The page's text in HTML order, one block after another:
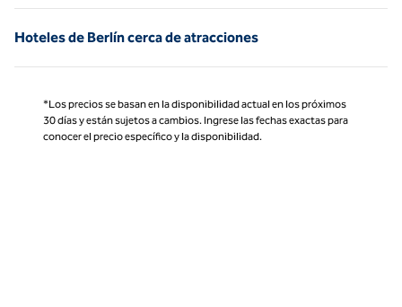
Hoteles de Berlín cerca de atracciones
*Los precios se basan en la disponibilidad actual en los próximos
30 días y están sujetos a cambios. Ingrese las fechas exactas para
conocer el precio específico y la disponibilidad.